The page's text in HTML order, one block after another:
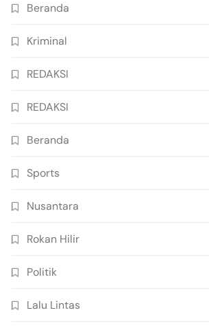
Beranda
Kriminal
REDAKSI
REDAKSI
Beranda
Sports
Nusantara
Rokan Hilir
Politik
Lalu Lintas